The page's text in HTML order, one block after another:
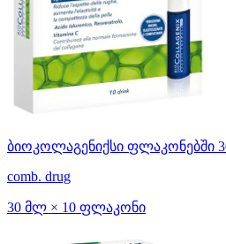
ბიოკოლაგენიქსი ფლაკონებში
comb. drug
30 მლ × 10 ფლაკონი